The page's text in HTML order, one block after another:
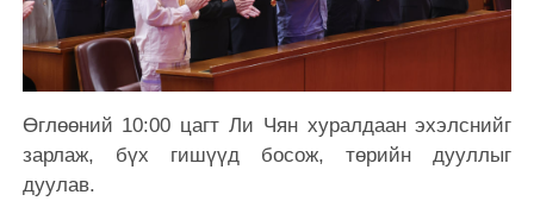
Өглөөний 10:00 цагт Ли Чян хуралдаан эхэлснийг
зарлаж, бүх гишүүд босож, төрийн дууллыг
дуулав.